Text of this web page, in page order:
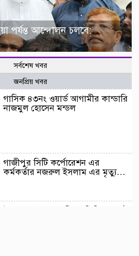
পর্যন্ত আন্দোলন চলবে:
সর্বশেষ খবর
জনপ্রিয় খবর
গাসিক ৪৩নং ওয়ার্ড আগামীর কান্ডারি
নাজমুল হোসেন মন্ডল
গাজীপুর সিটি কর্পোরেশন এর
কর্মকর্তার নজরুল ইসলাম এর মৃত্যু…